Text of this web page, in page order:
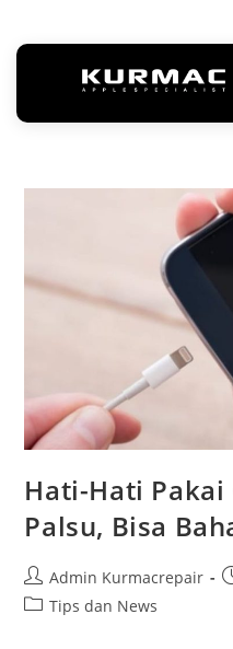
Hati-Hati Pakai
Palsu, Bisa
Admin Kurmacrepair
Tips dan News